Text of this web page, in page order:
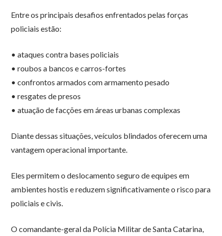
Entre os principais desafios enfrentados pelas forças
policiais estão:
• ataques contra bases policiais
• roubos a bancos e carros-fortes
• confrontos armados com armamento pesado
• resgates de presos
• atuação de facções em áreas urbanas complexas
Diante dessas situações, veículos blindados oferecem uma
vantagem operacional importante.
Eles permitem o deslocamento seguro de equipes em
ambientes hostis e reduzem significativamente o risco para
policiais e civis.
O comandante-geral da Polícia Militar de Santa Catarina,